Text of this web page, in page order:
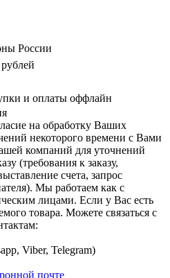
России
и оплаты оффлайн
на обработку Ваших
некоторого времени с Вами
компаний для уточнений
(требования к заказу,
счета, запрос
Мы работаем как с
лицами. Если у Вас есть
товара. Можете связаться с
Viber, Telegram)
почте